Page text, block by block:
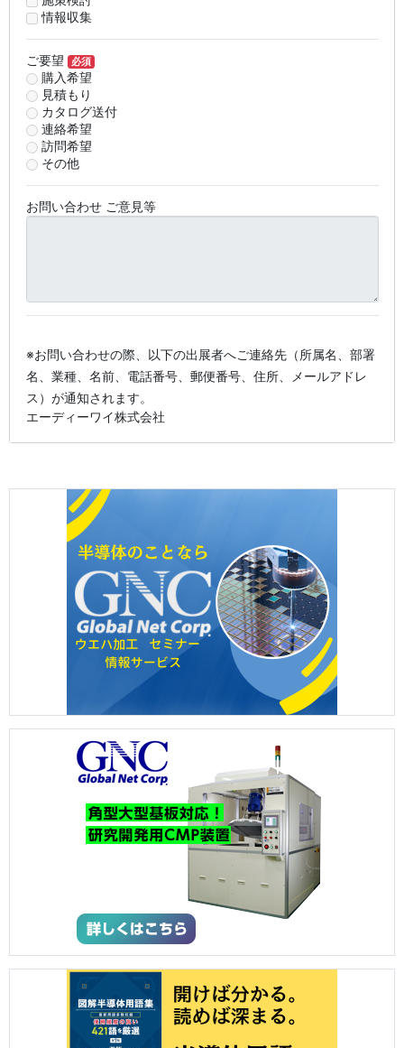
情報収集
ご要望 必須
購入希望
見積もり
カタログ送付
連絡希望
訪問希望
その他
お問い合わせ ご意見等
※お問い合わせの際、以下の出展者へご連絡先（所属名、部署
名、業種、名前、電話番号、郵便番号、住所、メールアドレ
ス）が通知されます。
エーディーワイ株式会社